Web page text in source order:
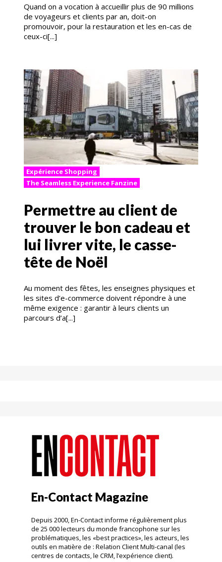
Quand on a vocation à accueillir plus de 90 millions
de voyageurs et clients par an, doit-on
promouvoir, pour la restauration et les en-cas de
ceux-ci[...]
Expérience Shopping
The Seamless Experience Fanzine
Permettre au client de
trouver le bon cadeau et
lui livrer vite, le casse-
tête de Noël
Au moment des fêtes, les enseignes physiques et
les sites d’e-commerce doivent répondre à une
même exigence : garantir à leurs clients un
parcours d’a[...]
En-Contact Magazine
Depuis 2000, En-Contact informe régulièrement plus
de 25 000 lecteurs du monde francophone sur les
problématiques, les «best practices», les acteurs, les
outils en matière de : Relation Client Multi-canal (les
centres de contacts, le CRM, l’expérience client).